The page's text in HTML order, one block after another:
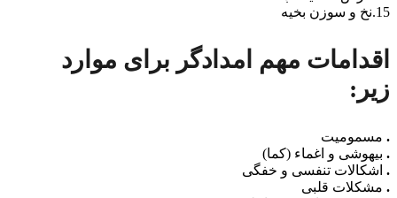
15.نخ و سوزن بخیه
اقدامات مهم‌ امدادگر برای موارد
زیر:
. مسمومیت
. بیهوشی و اغماء (کما)
. اشکالات تنفسی و خفگی
. مشکلات قلبی